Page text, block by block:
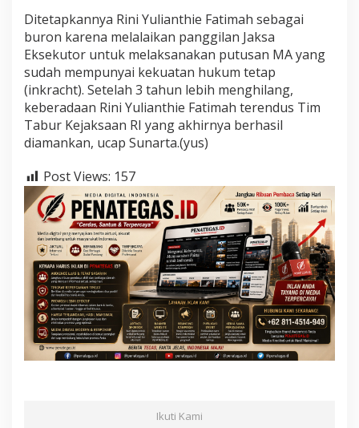
Ditetapkannya Rini Yulianthie Fatimah sebagai
buron karena melalaikan panggilan Jaksa
Eksekutor untuk melaksanakan putusan MA yang
sudah mempunyai kekuatan hukum tetap
(inkracht). Setelah 3 tahun lebih menghilang,
keberadaan Rini Yulianthie Fatimah terendus Tim
Tabur Kejaksaan RI yang akhirnya berhasil
diamankan, ucap Sunarta.(yus)
Post Views: 157
Ikuti Kami